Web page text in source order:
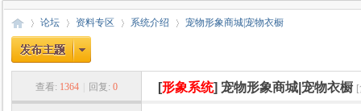
论坛
›
资料专区
›
系统介绍
›
宠物形象商城|宠物衣橱
查看: 1364 回复: 0 [形象系统] 宠物形象商城|宠物衣橱